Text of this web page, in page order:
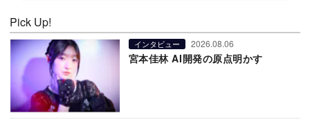
Pick Up!
インタビュー 2026.08.06
宮本佳林 AI開発の原点明かす